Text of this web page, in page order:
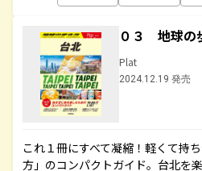
０３ 地球
Plat
2024.12.19 発売
これ１冊にすべて凝縮！軽くて持
方」のコンパクトガイド。台北を